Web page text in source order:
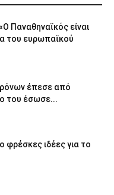
Παναθηναϊκός είναι
του ευρωπαϊκού
έπεσε από
του έσωσε...
φρέσκες ιδέες για το